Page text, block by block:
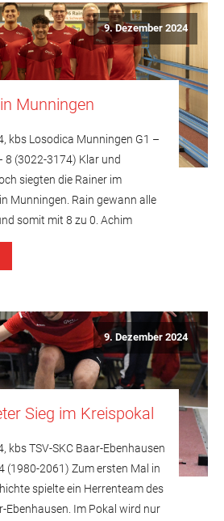
9. Dezember 2024
Munningen
kbs Losodica Munningen G1 –
8 (3022-3174) Klar und
siegten die Rainer im
Munningen. Rain gewann alle
somit mit 8 zu 0. Achim
bei Satzgleichheit mit 541 Holz
Leon Sarwas gewann mit
9. Dezember 2024
Sieg im Kreispokal
kbs TSV-SKC Baar-Ebenhausen
(1980-2061) Zum ersten Mal in
spielte ein Herrenteam des
Ebenhausen. Im Pokal wird nur